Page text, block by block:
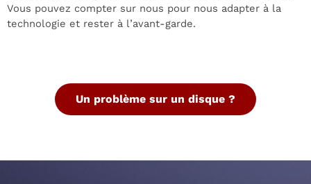
Vous pouvez compter sur nous pour nous adapter à la
technologie et rester à l’avant-garde.
Un problème sur un disque ?